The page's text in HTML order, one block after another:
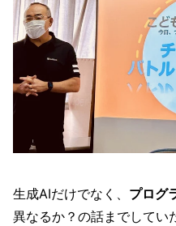
生成AIだけでなく、 プログ
異なるか？の話までしてい